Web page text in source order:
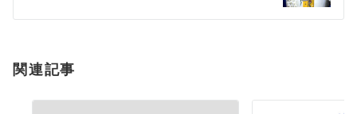
シ
ン
関連記事